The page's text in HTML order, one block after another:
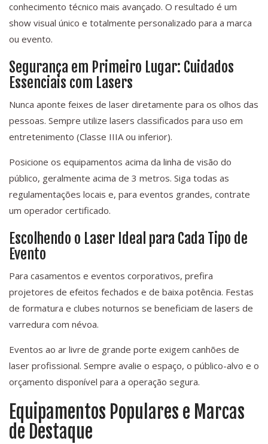
conhecimento técnico mais avançado. O resultado é um
show visual único e totalmente personalizado para a marca
ou evento.
Segurança em Primeiro Lugar: Cuidados
Essenciais com Lasers
Nunca aponte feixes de laser diretamente para os olhos das
pessoas. Sempre utilize lasers classificados para uso em
entretenimento (Classe IIIA ou inferior).
Posicione os equipamentos acima da linha de visão do
público, geralmente acima de 3 metros. Siga todas as
regulamentações locais e, para eventos grandes, contrate
um operador certificado.
Escolhendo o Laser Ideal para Cada Tipo de
Evento
Para casamentos e eventos corporativos, prefira
projetores de efeitos fechados e de baixa potência. Festas
de formatura e clubes noturnos se beneficiam de lasers de
varredura com névoa.
Eventos ao ar livre de grande porte exigem canhões de
laser profissional. Sempre avalie o espaço, o público-alvo e o
orçamento disponível para a operação segura.
Equipamentos Populares e Marcas
de Destaque